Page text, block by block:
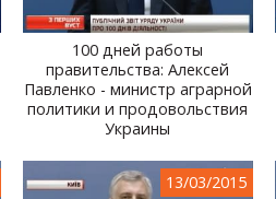
100 дней работы
правительства: Алексей
Павленко - министр аграрной
политики и продовольствия
Украины
13/03/2015